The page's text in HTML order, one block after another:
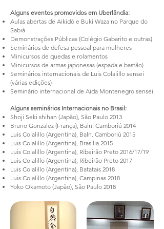
Alguns eventos promovidos em Uberlândia:
Aulas abertas de Aikidō e Buki Waza no Parque do
Sabiá
Demonstrações Públicas (Colégio Gabarito e outras)
Seminários de defesa pessoal para mulheres
Minicursos de quedas e rolamentos
Minicursos de armas japonesas (espada e bastão)
Seminários internacionais de Luis Colalillo sensei
(várias edições)
Seminário internacional de Aida Montenegro sensei
Alguns seminários Internacionais no Brasil:
Shoji Seki shihan (Japão), São Paulo 2013
Bruno Gonzalez (França), Baln. Camboriú 2014
Luis Colalillo (Argentina), Baln. Camboriú 2015
Luis Colalillo (Argentina), Brasília 2015
Luis Colalillo (Argentina), Ribeirão Preto 2016/17/19
Luis Colalillo (Argentina), Ribeirão Preto 2017
Luis Colalillo (Argentina), Batatais 2018
Luis Colalillo (Argentina), Campinas 2018
Yoko Okamoto (Japão), São Paulo 2018